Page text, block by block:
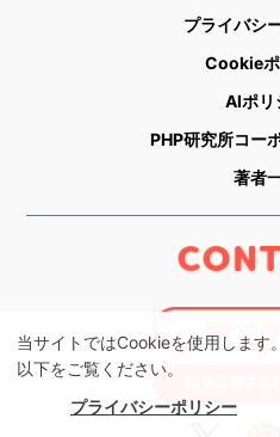
当サイトではCookieを使用します
以下をご覧ください。
プライバシーポリシー
プライバシ
Cookie
AIポリ
PHP研究所コー
著者